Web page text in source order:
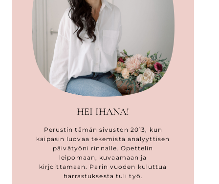
HEI IHANA!
Perustin tämän sivuston 2013, kun
kaipasin luovaa tekemistä analyyttisen
päivätyöni rinnalle. Opettelin
leipomaan, kuvaamaan ja
kirjoittamaan. Parin vuoden kuluttua
harrastuksesta tuli työ.